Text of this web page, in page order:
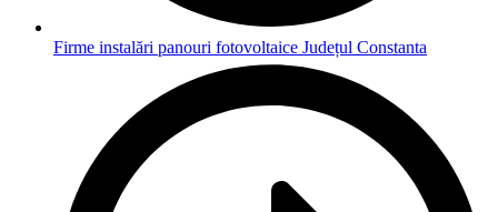
Firme instalări panouri fotovoltaice Județul Constanta